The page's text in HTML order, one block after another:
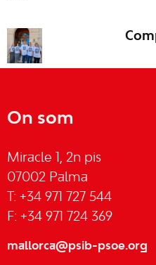
On som
Miracle 1, 2n pis
07002 Palma
T: +34 971 727 544
F: +34 971 724 369
mallorca@psib-psoe.org